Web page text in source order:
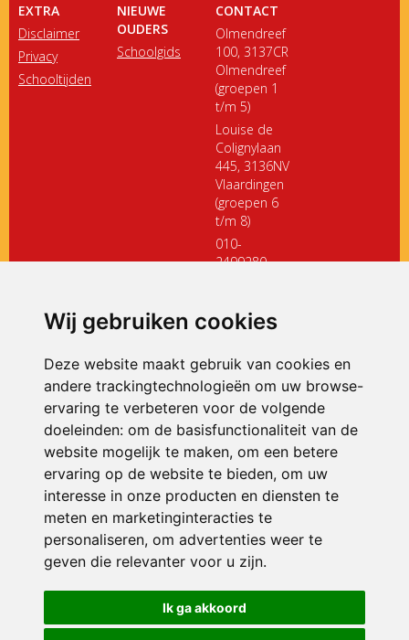
Wij gebruiken cookies
Deze website maakt gebruik van cookies en
andere trackingtechnologieën om uw browse-
ervaring te verbeteren voor de volgende
doeleinden: om de basisfunctionaliteit van de
website mogelijk te maken, om een betere
ervaring op de website te bieden, om uw
interesse in onze producten en diensten te
meten en marketinginteracties te
personaliseren, om advertenties weer te
geven die relevanter voor u zijn.
Ik ga akkoord
EXTRA
Disclaimer
Privacy
Schooltijden
NIEUWE
OUDERS
Schoolgids
CONTACT
Olmendreef
100, 3137CR
Olmendreef
(groepen 1
t/m 5)
Louise de
Colignylaan
445, 3136NV
Vlaardingen
(groepen 6
t/m 8)
010-
2499280
ONDERDEEL VAN
© 2026 De Hoeksteen | Alle rechten voorbehouden
Privacy policy|Disclaimer| Klachtenregeling|RSIN en Anbi
voorkeuren
Crealisatie The MindOffice